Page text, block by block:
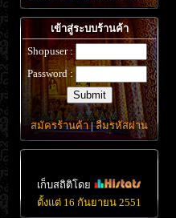
เข้าสู่ระบบร้านค้า
Shopuser :
Password :
สมัครร้านค้า|ลืมรหัสผ่าน
เก็บสถิติโดย
ตั้งแต่ 16 กันยายน 2551